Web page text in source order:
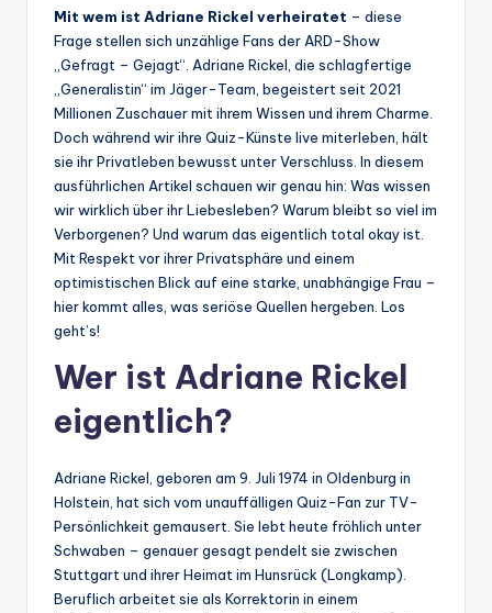
Mit wem ist Adriane Rickel verheiratet – diese
Frage stellen sich unzählige Fans der ARD-Show
„Gefragt – Gejagt“. Adriane Rickel, die schlagfertige
„Generalistin“ im Jäger-Team, begeistert seit 2021
Millionen Zuschauer mit ihrem Wissen und ihrem Charme.
Doch während wir ihre Quiz-Künste live miterleben, hält
sie ihr Privatleben bewusst unter Verschluss. In diesem
ausführlichen Artikel schauen wir genau hin: Was wissen
wir wirklich über ihr Liebesleben? Warum bleibt so viel im
Verborgenen? Und warum das eigentlich total okay ist.
Mit Respekt vor ihrer Privatsphäre und einem
optimistischen Blick auf eine starke, unabhängige Frau –
hier kommt alles, was seriöse Quellen hergeben. Los
geht’s!
Wer ist Adriane Rickel
eigentlich?
Adriane Rickel, geboren am 9. Juli 1974 in Oldenburg in
Holstein, hat sich vom unauffälligen Quiz-Fan zur TV-
Persönlichkeit gemausert. Sie lebt heute fröhlich unter
Schwaben – genauer gesagt pendelt sie zwischen
Stuttgart und ihrer Heimat im Hunsrück (Longkamp).
Beruflich arbeitet sie als Korrektorin in einem